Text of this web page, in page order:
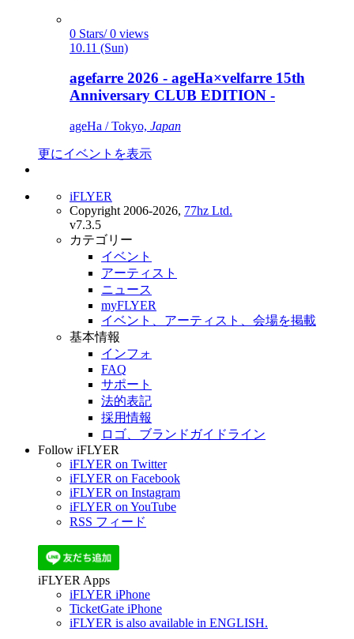
0 Stars/ 0 views
10.11 (Sun)
agefarre 2026 - ageHa×velfarre 15th
Anniversary CLUB EDITION -
ageHa / Tokyo, Japan
更にイベントを表示
iFLYER
Copyright 2006-2026, 77hz Ltd.
v7.3.5
カテゴリー
イベント
アーティスト
ニュース
myFLYER
イベント、アーティスト、会場を掲載
基本情報
インフォ
FAQ
サポート
法的表記
採用情報
ロゴ、ブランドガイドライン
Follow iFLYER
iFLYER on Twitter
iFLYER on Facebook
iFLYER on Instagram
iFLYER on YouTube
RSS フィード
iFLYER Apps
iFLYER iPhone
TicketGate iPhone
iFLYER is also available in ENGLISH.